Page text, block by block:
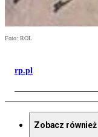
Foto: ROL
rp.pl
Zobacz również